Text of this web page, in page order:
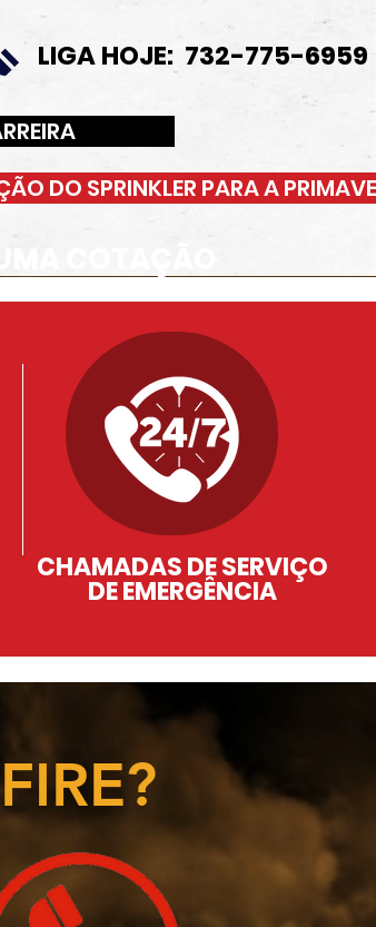
LIGA HOJE: 732-775-6959
DO SPRINKLER PARA A
COTAÇÃO
CHAMADAS DE SERVIÇO
DE EMERGÊNCIA